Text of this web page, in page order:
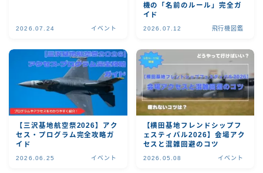
2026.07.24 イベント
機の「名前のルール」完全ガ
イド
2026.07.12 飛行機図鑑
【三沢基地航空祭2026】アク
セス・プログラム完全攻略ガ
イド
2026.06.25 イベント
【横田基地フレンドシップフ
ェスティバル2026】会場アク
セスと混雑回避のコツ
2026.05.08 イベント